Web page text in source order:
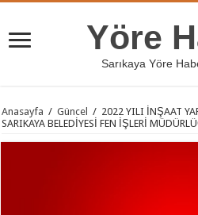
Yöre
Sarıkaya Yöre
Anasayfa / Güncel / 2022 YILI İNŞAAT
SARIKAYA BELEDİYESİ FEN İŞLERİ